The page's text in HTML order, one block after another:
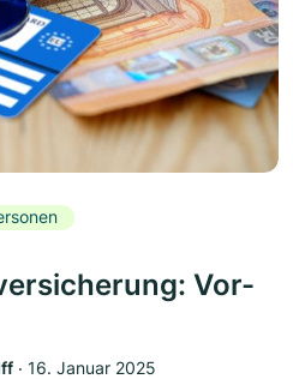
Vor-
‧ 16. Januar 2025